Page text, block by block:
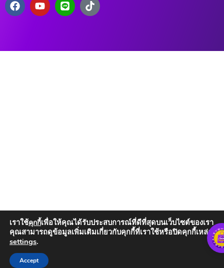
เราใช้คุกกี้เพื่อให้คุณได้รับประสบการณ์ที่ดีที่สุดบนเว็บไซต์ของเรา
คุณสามารถดูข้อมูลเพิ่มเติมเกี่ยวกับคุกกี้ที่เราใช้หรือปิดคุกกี้เหล่านั้น
settings.
Accept